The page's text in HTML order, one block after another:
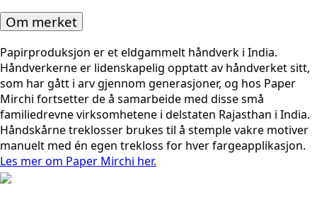
Om merket
Papirproduksjon er et eldgammelt håndverk i India.
Håndverkerne er lidenskapelig opptatt av håndverket sitt,
som har gått i arv gjennom generasjoner, og hos Paper
Mirchi fortsetter de å samarbeide med disse små
familiedrevne virksomhetene i delstaten Rajasthan i India.
Håndskårne treklosser brukes til å stemple vakre motiver
manuelt med én egen trekloss for hver fargeapplikasjon.
Les mer om Paper Mirchi her.